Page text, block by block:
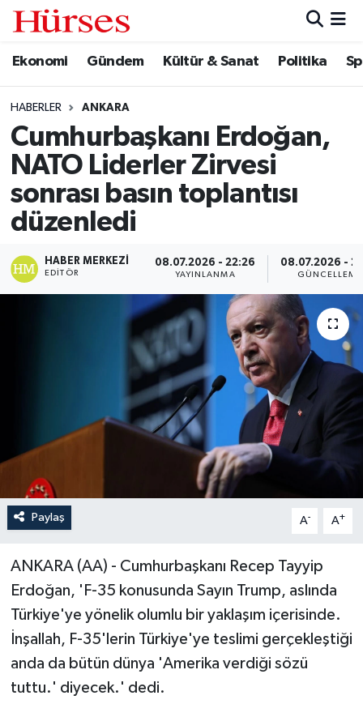
Ekonomi Gündem Kültür & Sanat Politika
HABERLER ANKARA
Cumhurbaşkanı Erdoğan,
NATO Liderler Zirvesi
sonrası basın toplantısı
düzenledi
HABER MERKEZI
EDITÖR
08.07.2026 - 22:26
YAYINLANMA
08.07.2026 -
GÜNCELLEME
Paylaş A- A+
ANKARA (AA) - Cumhurbaşkanı Recep Tayyip
Erdoğan, 'F-35 konusunda Sayın Trump, aslında
Türkiye'ye yönelik olumlu bir yaklaşım içerisinde.
İnşallah, F-35'lerin Türkiye'ye teslimi gerçekleştiği
anda da bütün dünya 'Amerika verdiği sözü
tuttu.' diyecek.' dedi.
Ekonomi
Gündem
Kültür & Sanat
Politika
Spor
Turizm
Hava Durumu
Trafik Durumu
Süper Lig Puan Durumu ve Fikstür
Tüm Manşetler
Son Dakika Haberleri
Haber Arşivi